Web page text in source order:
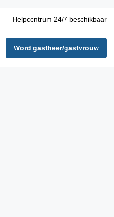
Helpcentrum 24/7 beschikbaar
Word gastheer/gastvrouw